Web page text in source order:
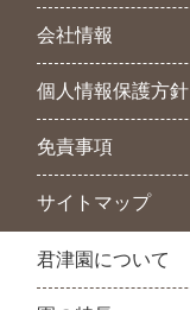
会社情報
個人情報保護方針
免責事項
サイトマップ
君津園について